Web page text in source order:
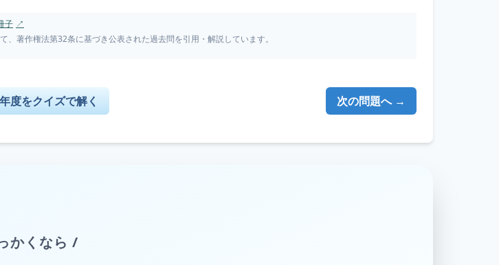
子 ↗
著作権法第32条に基づき公表された過去問を引用・解説しています。
度をクイズで解く 次の問題へ →
かくなら /